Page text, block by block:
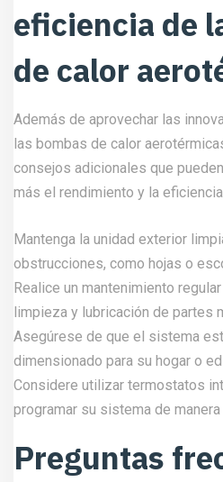
eficiencia de
de calor
Además de aprovechar las
las bombas de calor
consejos adicionales que
más el rendimiento y la
Mantenga la unidad exterior
obstrucciones, como hojas o
Realice un mantenimiento
limpieza y lubricación de partes
Asegúrese de que el sistema
dimensionado para su hogar o
Considere utilizar termostatos
programar su sistema de
Preguntas